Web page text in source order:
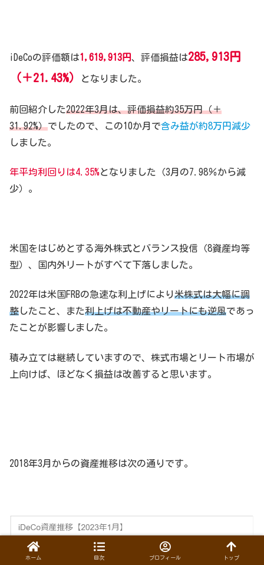
iDeCoの評価額は1,619,913円、評価損益は285,913円
（＋21.43%）
となりました。
前回紹介した2022年3月は、評価損益約35万円（＋
31.92%）でしたので、この10か月で含み益が約8万円減少
しました。
年平均利回りは4.35%となりました（3月の7.98％から減
少）。
米国をはじめとする海外株式とバランス投信（8資産均等
型）、国内外リートがすべて下落しました。
2022年は米国FRBの急速な利上げにより米株式は大幅に調
整したこと、また利上げは不動産やリートにも逆風であっ
たことが影響しました。
積み立ては継続していますので、株式市場とリート市場が
上向けば、ほどなく損益は改善すると思います。
2018年3月からの資産推移は次の通りです。
ホーム 目次 プロフィール トップ